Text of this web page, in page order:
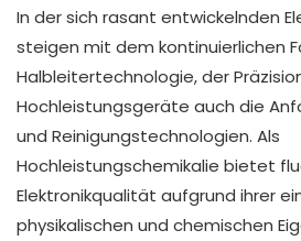
In der sich rasant entwickelnden
steigen mit dem kontinuierlichen
Halbleitertechnologie, der
Hochleistungsgeräte auch die
und Reinigungstechnologien. Als
Hochleistungschemikalie bietet
Elektronikqualität aufgrund ihrer
physikalischen und chemischen